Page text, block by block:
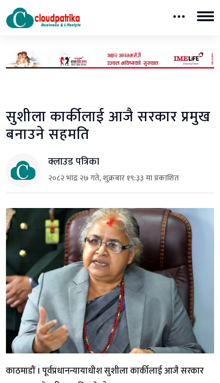
सुशीला कार्कीलाई आजै सरकार प्रमुख
बनाउने सहमति
क्लाउड पत्रिका
२०८२ भाद्र २७ गते, शुक्रबार १९:३३ मा प्रकाशित
काठमाडौं । पूर्वप्रधानन्यायाधीश सुशीला कार्कीलाई आजै सरकार